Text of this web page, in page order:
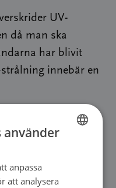
UV-
då man ska
har blivit
innebär en
använder
anpassa
att analysera